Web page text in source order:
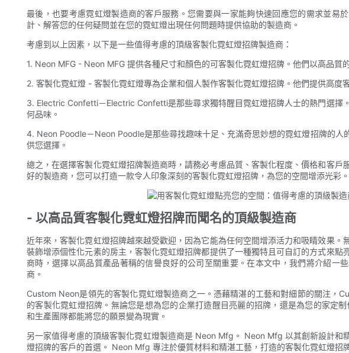
最後，也要考慮霓虹燈製造商的客戶服務。您需要與一家能夠快速回應您的需求並易
計、解答您的任何疑問並在您的霓虹燈出現任何問題時提供協助的製造商。
考慮到以上因素，以下是一些值得考慮的頂級客製化霓虹燈招牌製造商：
1. Neon MFG - Neon MFG 提供各種尺寸和顏色的可客製化霓虹燈招牌。他們以高品質
2. 客製化霓虹燈 - 客製化霓虹燈專為企業和個人製作客製化霓虹燈招牌。他們提供高度
3. Electric Confetti－Electric Confetti是那些尋求獨特醒目霓虹燈招牌人士的熱門選擇
何品味。
4. Neon Poodle－Neon Poodle是那些尋找趣味十足、充滿奇思妙想的霓虹燈招牌的人
供您選擇。
總之，在選擇客製化霓虹燈招牌製造商時，請務必考慮品質、客製化程度、價格和客戶
好的製造商，您可以打造一款令人印象深刻的客製化霓虹燈招牌，為您的空間增添光彩。
- 以高品質客製化霓虹燈招牌而聞名的頂級製造商
近年來，客製化霓虹燈招牌越來越受歡迎，因為它能為任何空間增添活力和吸睛效果。
裝飾增添個性化元素的房主，客製化霓虹燈招牌都提供了一種獨特且可自訂的方式來點
商時，選擇以高品質產品著稱的信譽良好的公司至關重要。在本文中，我們將介紹一
商。
Custom Neon是領先的客製化霓虹燈製造商之一。憑藉精湛的工藝和對細節的關注，
的客製化霓虹燈招牌。無論您是想為您的企業打造醒目亮麗的招牌，還是為您的家定
和生產團隊都能將您的願景變為現實。
另一家值得考慮的頂級客製化霓虹燈製造商是 Neon Mfg。 Neon Mfg 以其創新設計和
燈招牌的客戶的首選。 Neon Mfg 專注於優質材料和精湛工藝，打造的客製化霓虹燈招